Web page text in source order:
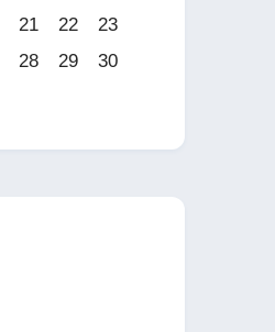
21 22
23
28 29
30